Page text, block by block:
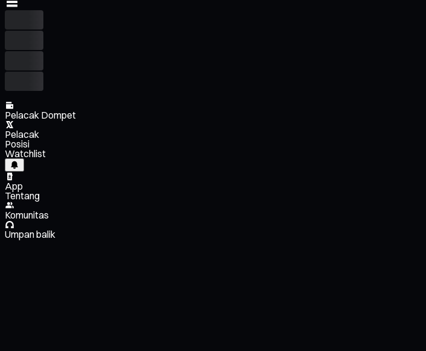
Pelacak Dompet
Pelacak
Posisi
Watchlist
App
Tentang
Komunitas
Umpan balik